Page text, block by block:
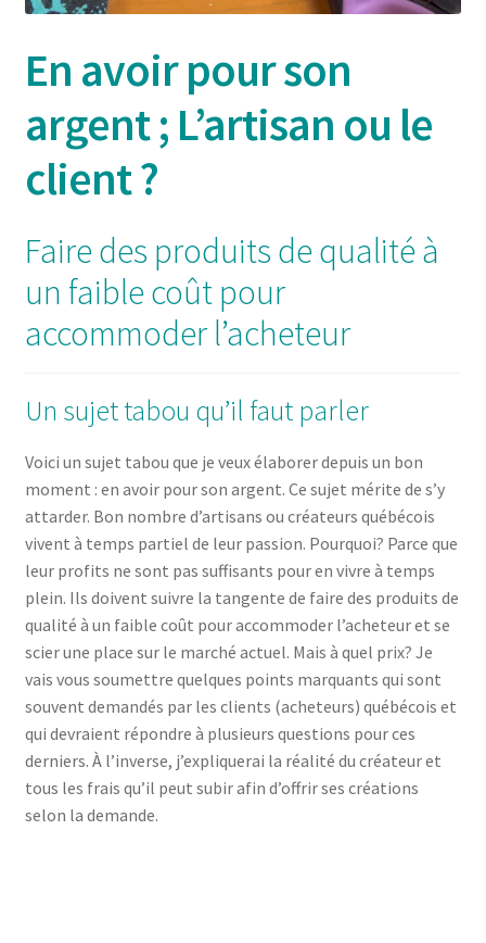
En avoir pour son
argent ; L’artisan ou le
client ?
Faire des produits de qualité à
un faible coût pour
accommoder l’acheteur
Un sujet tabou qu’il faut parler
Voici un sujet tabou que je veux élaborer depuis un bon
moment : en avoir pour son argent. Ce sujet mérite de s’y
attarder. Bon nombre d’artisans ou créateurs québécois
vivent à temps partiel de leur passion. Pourquoi? Parce que
leur profits ne sont pas suffisants pour en vivre à temps
plein. Ils doivent suivre la tangente de faire des produits de
qualité à un faible coût pour accommoder l’acheteur et se
scier une place sur le marché actuel. Mais à quel prix? Je
vais vous soumettre quelques points marquants qui sont
souvent demandés par les clients (acheteurs) québécois et
qui devraient répondre à plusieurs questions pour ces
derniers. À l’inverse, j’expliquerai la réalité du créateur et
tous les frais qu’il peut subir afin d’offrir ses créations
selon la demande.